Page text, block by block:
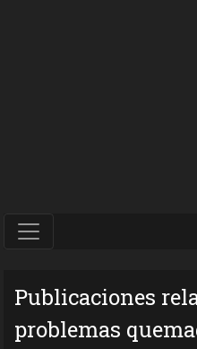
Publicaciones
problemas